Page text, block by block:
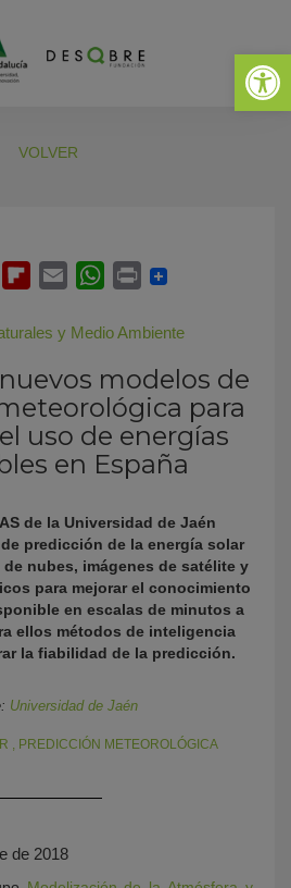
Abrir
VOLVER
y Medio Ambiente
modelos de
para
uso de energías
en España
de la Universidad de Jaén
predicción de la energía solar
de nubes, imágenes de satélite y
para mejorar el conocimiento
en escalas de minutos a
ellos métodos de inteligencia
la fiabilidad de la predicción.
Universidad de Jaén
, PREDICCIÓN METEOROLÓGICA
de 2018